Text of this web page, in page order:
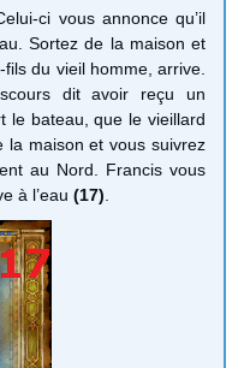
ci vous annonce qu’il
Sortez de la maison et
du vieil homme, arrive.
dit avoir reçu un
le bateau, que le vieillard
la maison et vous suivrez
au Nord. Francis vous
à l’eau (17)